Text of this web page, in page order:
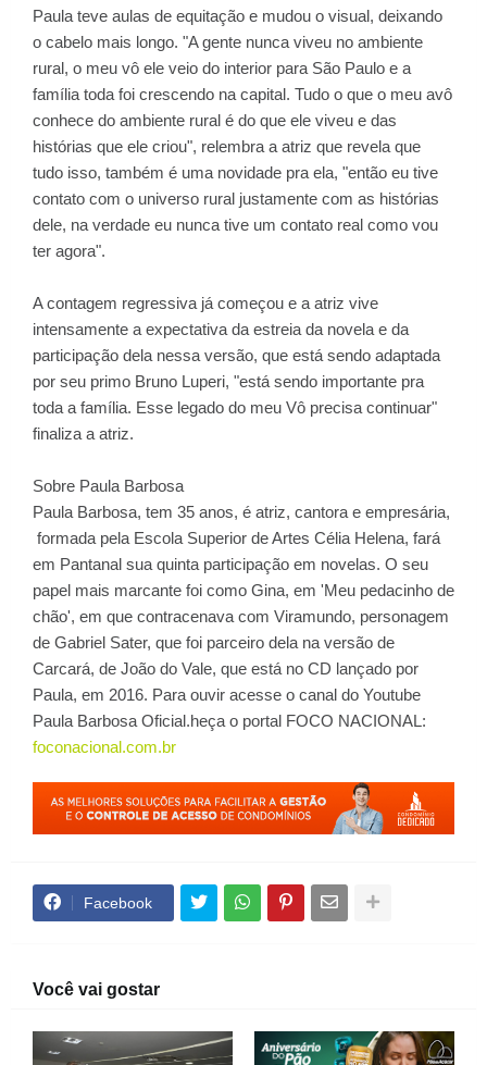
Paula teve aulas de equitação e mudou o visual, deixando
o cabelo mais longo. "A gente nunca viveu no ambiente
rural, o meu vô ele veio do interior para São Paulo e a
família toda foi crescendo na capital. Tudo o que o meu avô
conhece do ambiente rural é do que ele viveu e das
histórias que ele criou", relembra a atriz que revela que
tudo isso, também é uma novidade pra ela, "então eu tive
contato com o universo rural justamente com as histórias
dele, na verdade eu nunca tive um contato real como vou
ter agora".
A contagem regressiva já começou e a atriz vive
intensamente a expectativa da estreia da novela e da
participação dela nessa versão, que está sendo adaptada
por seu primo Bruno Luperi, "está sendo importante pra
toda a família. Esse legado do meu Vô precisa continuar"
finaliza a atriz.
Sobre Paula Barbosa
Paula Barbosa, tem 35 anos, é atriz, cantora e empresária,
formada pela Escola Superior de Artes Célia Helena, fará
em Pantanal sua quinta participação em novelas. O seu
papel mais marcante foi como Gina, em 'Meu pedacinho de
chão', em que contracenava com Viramundo, personagem
de Gabriel Sater, que foi parceiro dela na versão de
Carcará, de João do Vale, que está no CD lançado por
Paula, em 2016. Para ouvir acesse o canal do Youtube
Paula Barbosa Oficial.heça o portal FOCO NACIONAL:
foconacional.com.br
Facebook
Você vai gostar